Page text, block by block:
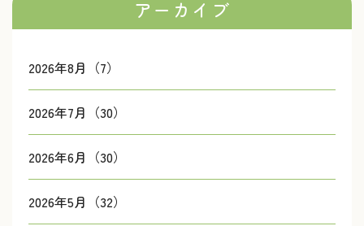
アーカイブ
2026年8月（7）
2026年7月（30）
2026年6月（30）
2026年5月（32）